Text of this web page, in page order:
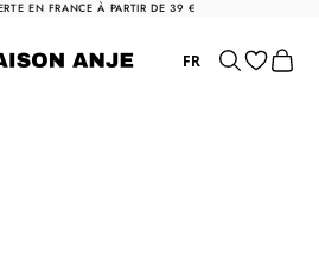
EN FRANCE À PARTIR DE 39 €
Anje
FR Rechercher
Panier